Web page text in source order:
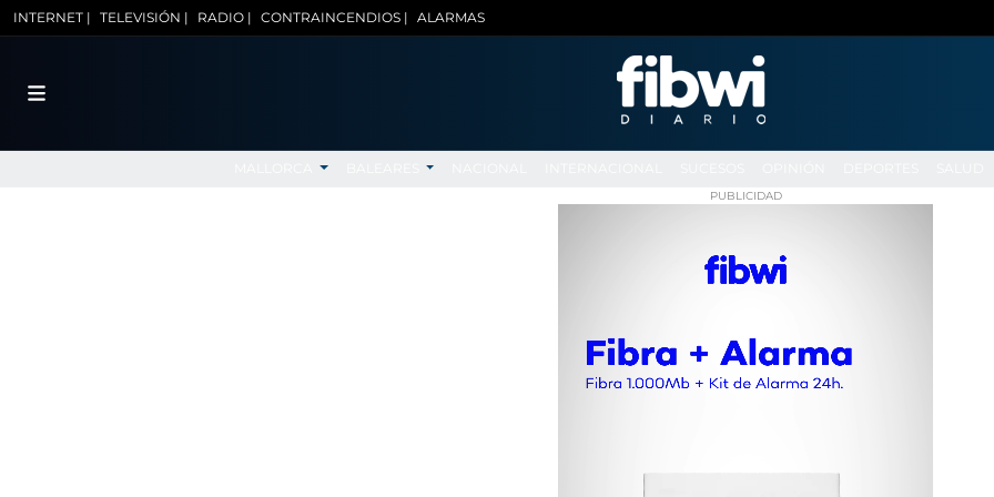
INTERNET | TELEVISIÓN | RADIO | CONTRAINCENDIOS | ALARMAS